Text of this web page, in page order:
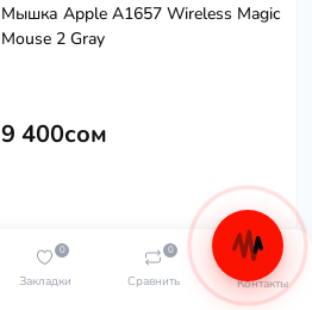
Закладки
0
Сравнить
0
Контакты
Мышка Apple A1657 Wireless Magic
Mouse 2 Gray
9 400сом
Твердотельный накопитель 512Gb
SSD Lexar NS100